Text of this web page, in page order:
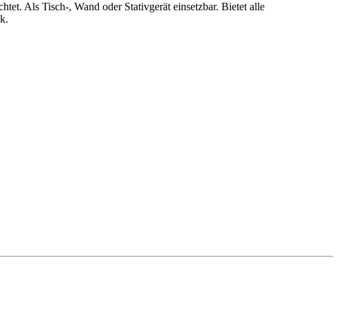
Als Tisch-, Wand oder Stativgerät einsetzbar. Bietet alle